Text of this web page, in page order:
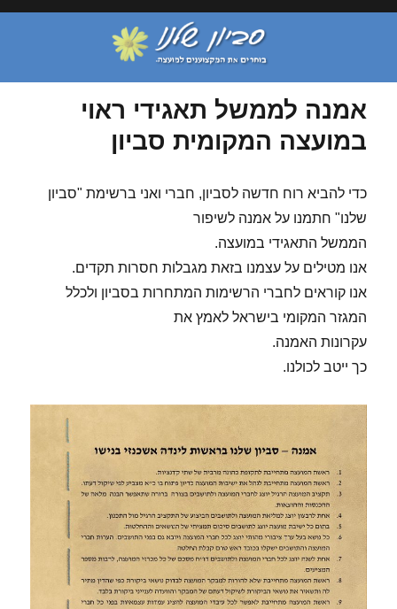
אמנה לממשל תאגידי ראוי
במועצה המקומית סביון
כדי להביא רוח חדשה לסביון, חברי ואני ברשימת "סביון
שלנו" חתמנו על אמנה לשיפור
הממשל התאגידי במועצה.
אנו מטילים על עצמנו בזאת מגבלות חסרות תקדים.
אנו קוראים לחברי הרשימות המתחרות בסביון ולכלל
המגזר המקומי בישראל לאמץ את
עקרונות האמנה.
כך ייטב לכולנו.